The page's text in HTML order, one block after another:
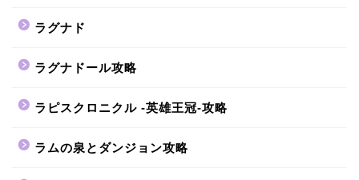
ラグナド
ラグナドール攻略
ラピスクロニクル -英雄王冠-攻略
ラムの泉とダンジョン攻略